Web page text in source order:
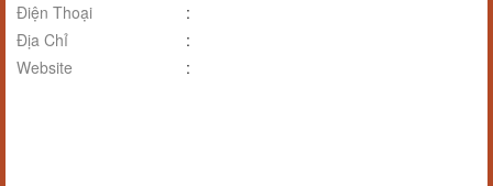
Điện Thoại
:
Địa Chỉ
:
Website
: